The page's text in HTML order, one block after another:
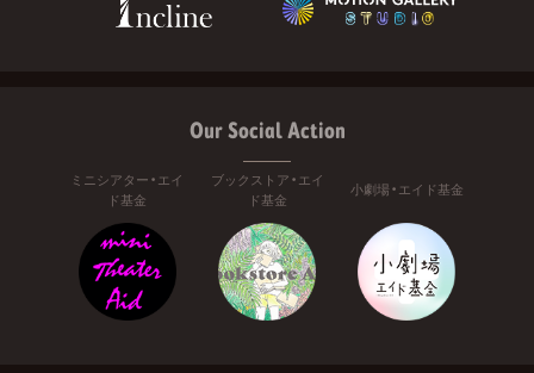
Our Social Action
ミニシアター・エイ
ド基金
ブックストア・エイ
ド基金
小劇場・エイド基金